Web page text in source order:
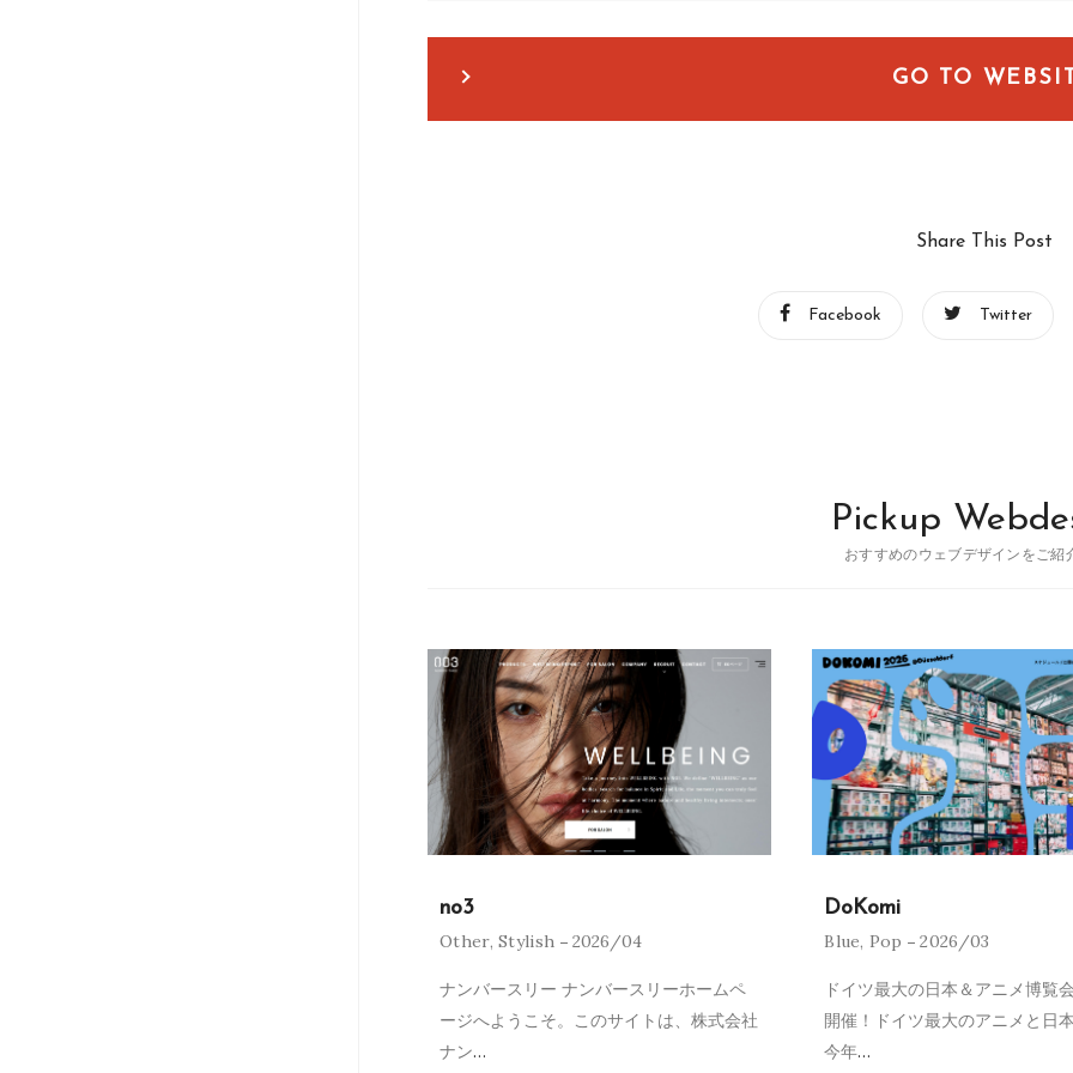
GO TO
Share This Post
Facebook Twitter
Pickup
おすすめのウェブデザインをご紹
no3
Other,Stylish 2026/04
ナンバースリー ナンバースリーホームペ
ージへようこそ。このサイトは、株式会社
ナン…
DoKomi
Blue, Pop 2026/03
ドイツ最大の日本＆アニメ博覧
開催！ドイツ最大のアニメと日
今年…